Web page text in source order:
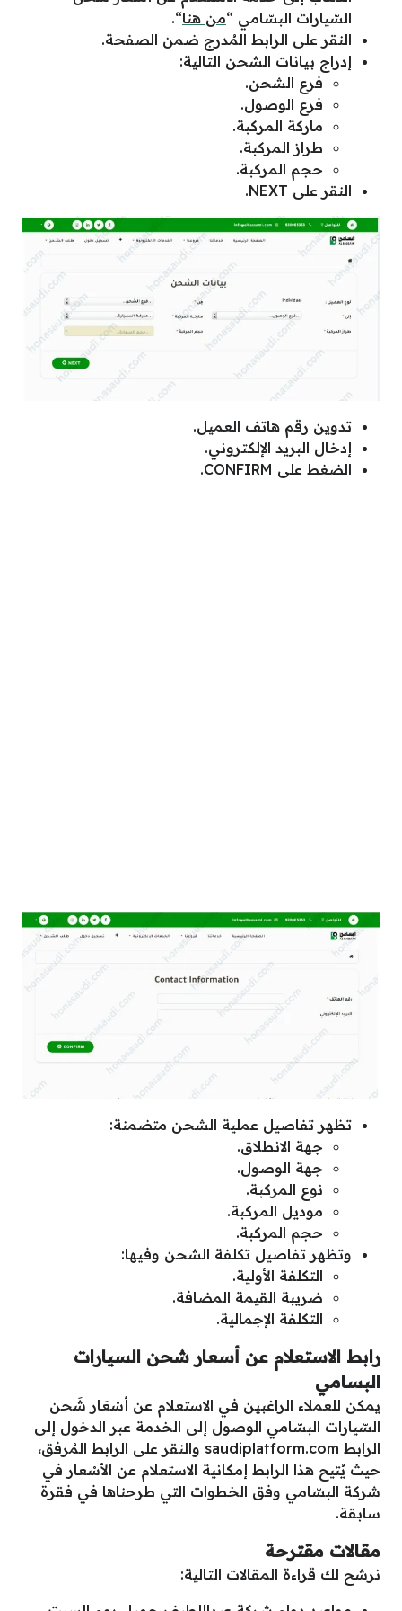
السّيارات البسّامي “من هنا“.
النقر على الرابط المُدرج ضمن الصفحة.
إدراج بيانات الشحن التالية:
فرع الشحن.
فرع الوصول.
ماركة المركبة.
طراز المركبة.
حجم المركبة.
النقر على NEXT.
تدوين رقم هاتف العميل.
إدخال البريد الإلكتروني.
الضغط على CONFIRM.
تظهر تفاصيل عملية الشحن متضمنة:
جهة الانطلاق.
جهة الوصول.
نوع المركبة.
موديل المركبة.
حجم المركبة.
وتظهر تفاصيل تكلفة الشحن وفيها:
التكلفة الأولية.
ضريبة القيمة المضافة.
التكلفة الإجمالية.
رابط الاستعلام عن أسعار شحن السيارات
البسامي
يمكن للعملاء الراغبين في الاستعلام عن أسْعَار شَحن
السّيارات البسّامي الوصول إلى الخدمة عبر الدخول إلى
الرابط saudiplatform.com والنقر على الرابط المُرفق،
حيث يُتيح هذا الرابط إمكانية الاستعلام عن الأسْعار في
شركة البسّامي وفق الخطوات التي طرحناها في فقرة
سابقة.
مقالات مقترحة
نرشح لك قراءة المقالات التالية: